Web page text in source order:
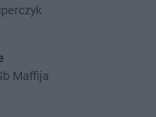
Maffija